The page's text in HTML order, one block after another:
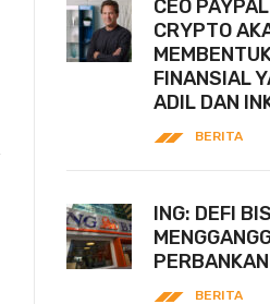
CEO
CRYPTO
FINANSIAL
ADIL DAN
BERITA
ING: DEFI
PERBANKAN
BERITA